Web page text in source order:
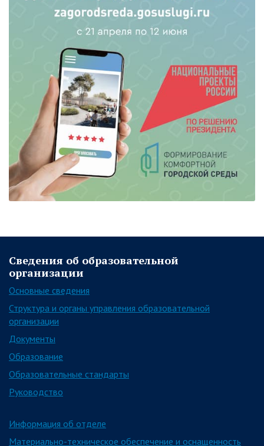
Сведения об образовательной
организации
Основные сведения
Структура и органы управления образовательной
организации
Документы
Образование
Образовательные стандарты
Руководство
Информация об отделе
Материально-техническое обеспечение и оснащенность